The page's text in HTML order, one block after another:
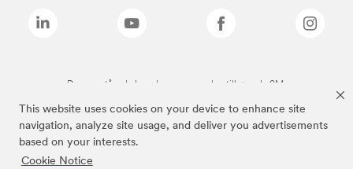
This website uses cookies on your device to enhance site
navigation, analyze site usage, and deliver you advertisements
based on your interests.
Cookie Notice
De ovenstående brands er varemærker tilhørende 3M.